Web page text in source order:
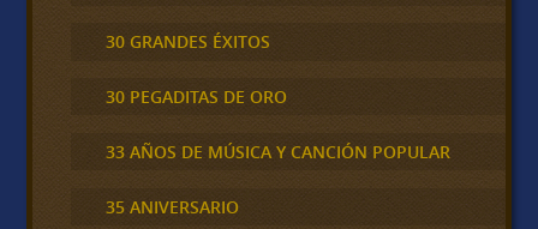
30 GRANDES ÉXITOS
30 PEGADITAS DE ORO
33 AÑOS DE MÚSICA Y CANCIÓN POPULAR
35 ANIVERSARIO